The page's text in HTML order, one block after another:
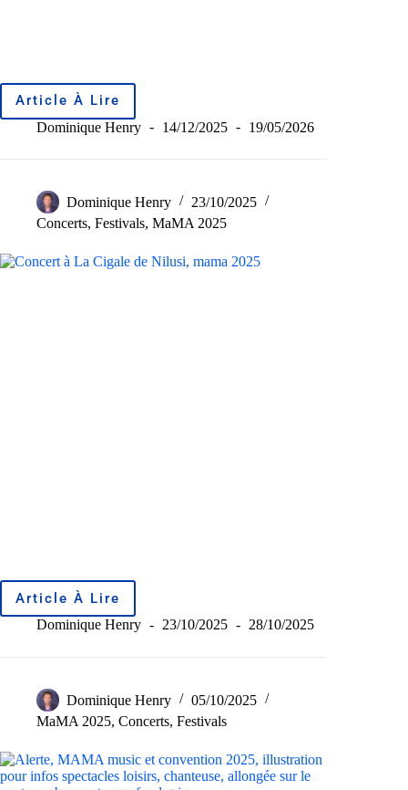
Article À Lire
Dominique Henry 14/12/2025 19/05/2026
Dominique Henry
23/10/2025
Concerts, Festivals, MaMA 2025
Article À Lire
Dominique Henry 23/10/2025 28/10/2025
Dominique Henry
05/10/2025
MaMA 2025, Concerts, Festivals